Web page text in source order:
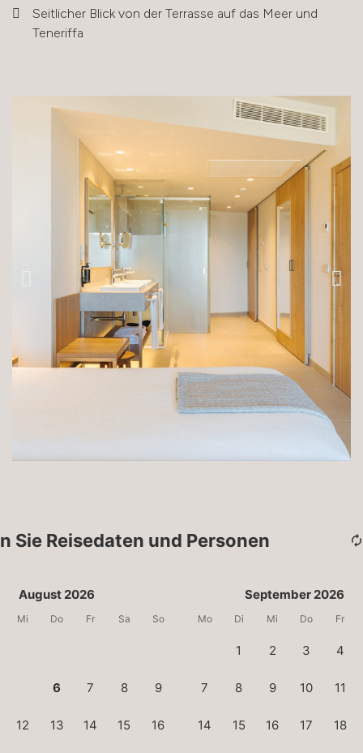
Seitlicher Blick von der Terrasse auf das Meer und
Teneriffa
Sie Reisedaten und Personen
August 2026
Mi Do Fr Sa So
6 7 8 9
12 13 14 15 16
September 2026
Mo Di Mi Do Fr
1 2 3 4
7 8 9 10 11
14 15 16 17 18